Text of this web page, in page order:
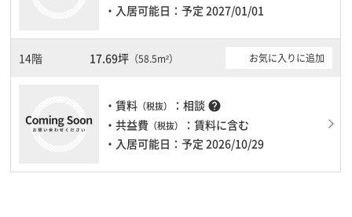
・入居可能日：予定 2027/01/01
14階 17.69坪 （58.5m²） お気に入りに追加
・賃料 （税抜） ：相談 help
・共益費 （税抜）
：賃料に含む
・入居可能日：予定 2026/10/29